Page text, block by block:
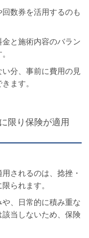
数券を活用するのも
と施術内容のバラン
分、事前に費用の見
ます。
限り保険が適用
されるのは、捻挫・
られます。
、日常的に積み重な
当しないため、保険